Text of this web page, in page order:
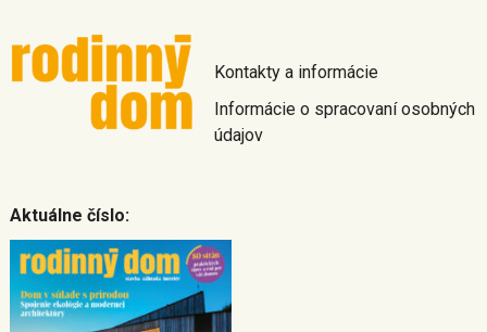
Kontakty a informácie
Informácie o spracovaní osobných
údajov
Aktuálne číslo: